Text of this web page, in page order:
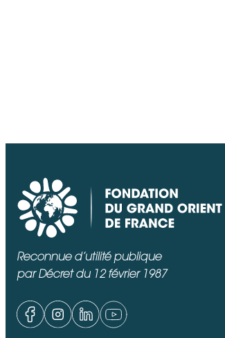
Reconnue d’utilité publique
par Décret du 12 février 1987